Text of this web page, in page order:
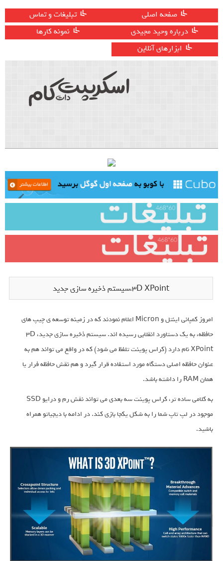
صفحه اصلی
تبلیغات و تماس
درباره وحید مجیدی
نمونه کارها
ابزارهای آنلاین
۳D XPoint،سیستم ذخیره سازی جدید
امروز کمپانی اینتل و Micron اعلام نمودند که در زمینه توسعه ی چیپ های
حافظه، به یک دستاورد انقلابی رسیده اند. سیستم ذخیره سازی جدید، ۳D
XPoint نام دارد (کراس پوینت تلفظ می شود) که در واقع می تواند هم به
عنوان حافظه اصلی دستگاه مورد استفاده قرار گیرد و هم نقش حافظه فرار یا
همان RAM را داشته باشد.
به کلامی ساده تر، کراس پوینت سه بعدی می تواند نقش رم و درایو SSD
موجود در لپ تاپ شما را به شکل یکجا بازی کند. در ادامه با دیجیاتو همراه
باشید.